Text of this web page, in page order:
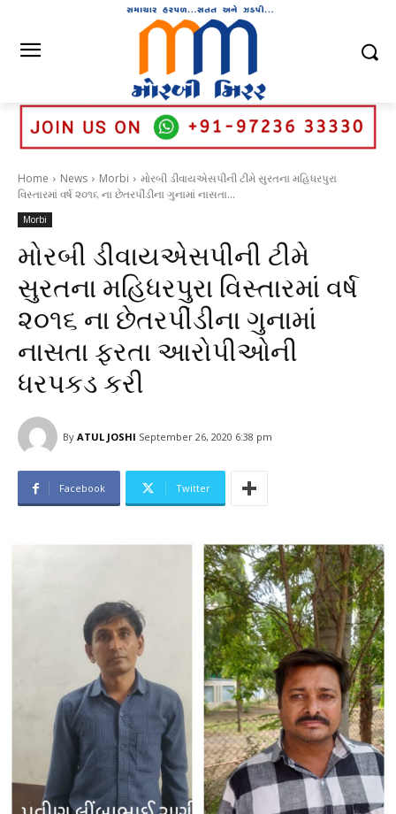
Home News Morbi
મોરબી ડીવાયએસપીની ટીમે સુરતના મહિધરપુરા
વિસ્તારમાં વર્ષ ૨૦૧૬ ના છેતરપીંડીના ગુનામાં નાસતા...
Morbi
મોરબી ડીવાયએસપીની ટીમે
સુરતના મહિધરપુરા વિસ્તારમાં વર્ષ
૨૦૧૬ ના છેતરપીંડીના ગુનામાં
નાસતા ફરતા આરોપીઓની
ધરપકડ કરી
By ATUL JOSHI September 26, 2020 6:38 pm
Facebook Twitter